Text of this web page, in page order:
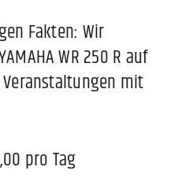
Fakten: Wir
WR 250 R auf
mit
pro Tag